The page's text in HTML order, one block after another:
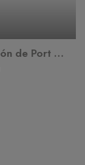
Magnífico apartamento en el corazón de Port de Pollença